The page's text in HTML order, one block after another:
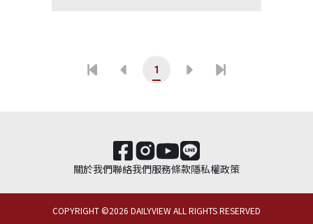
1
關於我們聯絡我們服務條款隱私權政策
COPYRIGHT ©2026 DAILYVIEW ALL RIGHTS RESERVED